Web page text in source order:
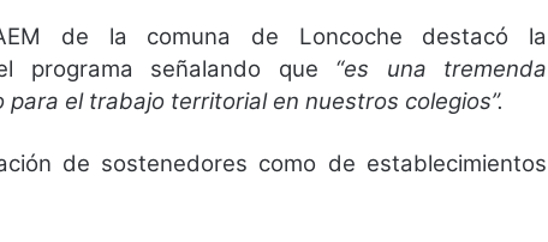
de la comuna de Loncoche destacó la
programa señalando que “es una tremenda
el trabajo territorial en nuestros colegios”.
de sostenedores como de establecimientos